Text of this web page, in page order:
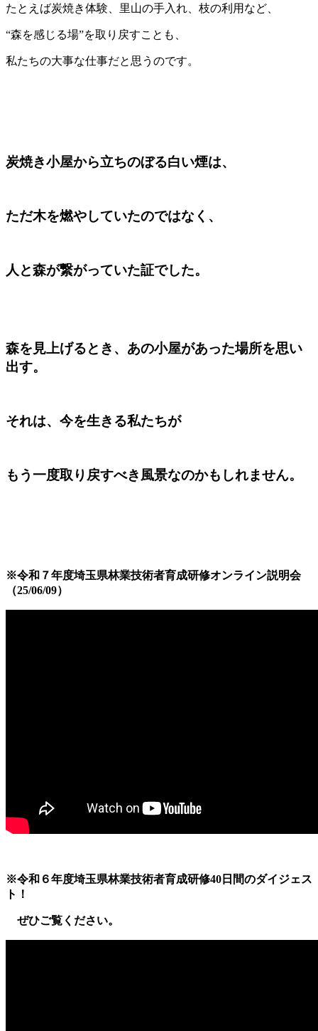
たとえば炭焼き体験、里山の手入れ、枝の利用など、
“森を感じる場”を取り戻すことも、
私たちの大事な仕事だと思うのです。
炭焼き小屋から立ちのぼる白い煙は、
ただ木を燃やしていたのではなく、
人と森が繋がっていた証でした。
森を見上げるとき、あの小屋があった場所を思い
出す。
それは、今を生きる私たちが
もう一度取り戻すべき風景なのかもしれません。
※令和７年度埼玉県林業技術者育成研修オンライン説明会
（25/06/09）
※令和６年度埼玉県林業技術者育成研修40日間のダイジェス
ト！
ぜひご覧ください。